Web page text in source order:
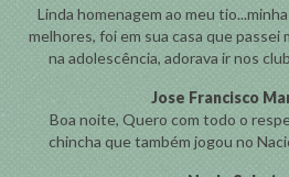
Linda homenagem ao meu
melhores, foi em sua casa que
na adolescência, adorava ir nos
Jose Francisco
Boa noite, Quero com todo o
chincha que também jogou no